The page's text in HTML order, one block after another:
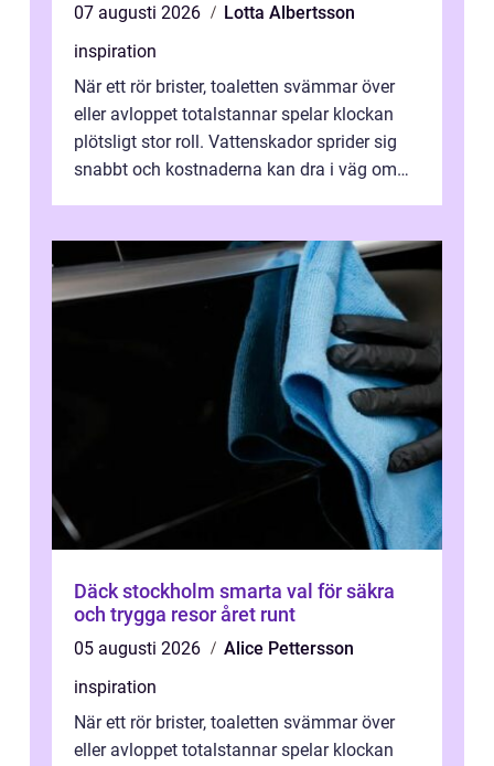
07 augusti 2026
Lotta Albertsson
inspiration
När ett rör brister, toaletten svämmar över
eller avloppet totalstannar spelar klockan
plötsligt stor roll. Vattenskador sprider sig
snabbt och kostnaderna kan dra i väg om
Däck stockholm smarta val för säkra
och trygga resor året runt
05 augusti 2026
Alice Pettersson
inspiration
När ett rör brister, toaletten svämmar över
eller avloppet totalstannar spelar klockan